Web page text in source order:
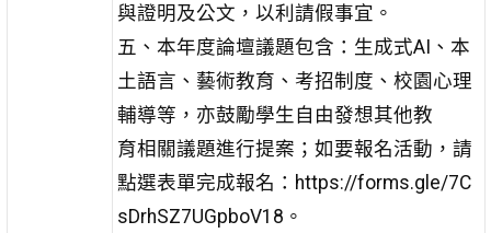
與證明及公文，以利請假事宜。
五、本年度論壇議題包含：生成式AI、本
土語言、藝術教育、考招制度、校園心理
輔導等，亦鼓勵學生自由發想其他教
育相關議題進行提案；如要報名活動，請
點選表單完成報名：https://forms.gle/7C
sDrhSZ7UGpboV18。